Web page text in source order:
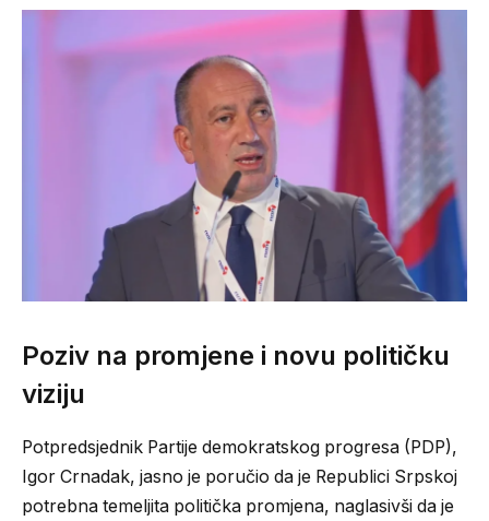
Poziv na promjene i novu političku
viziju
Potpredsjednik Partije demokratskog progresa (PDP),
Igor Crnadak, jasno je poručio da je Republici Srpskoj
potrebna temeljita politička promjena, naglasivši da je